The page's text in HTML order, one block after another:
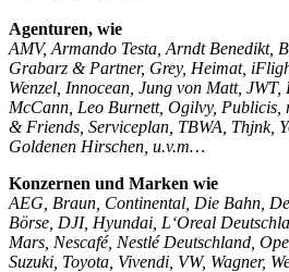
Agenturen, wie
AMV, Armando Testa, Arndt Benedikt,
Grabarz & Partner, Grey, Heimat,
Wenzel, Innocean, Jung von Matt,
McCann, Leo Burnett, Ogilvy, Publicis,
& Friends, Serviceplan, TBWA, Thjnk,
Goldenen Hirschen, u.v.m…
Konzernen und Marken wie
AEG, Braun, Continental, Die Bahn,
Börse, DJI, Hyundai, L‘Oreal
Mars, Nescafé, Nestlé Deutschland,
Suzuki, Toyota, Vivendi, VW, Wagner,